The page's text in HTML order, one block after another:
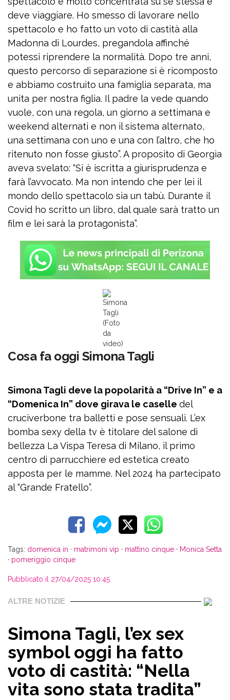
deve viaggiare. Ho smesso di lavorare nello
spettacolo e ho fatto un voto di castità alla
Madonna di Lourdes, pregandola affinché
potessi riprendere la normalità. Dopo tre anni,
questo percorso di separazione si è ricomposto
e abbiamo costruito una famiglia separata, ma
unita per nostra figlia. Il padre la vede quando
vuole, con una regola, un giorno a settimana e
weekend alternati e non il sistema alternato,
una settimana con uno e una con l’altro, che ho
ritenuto non fosse giusto”. A proposito di Georgia
aveva svelato: “Si è iscritta a giurisprudenza e
farà l’avvocato. Ma non intendo che per lei il
mondo dello spettacolo sia un tabù. Durante il
Covid ho scritto un libro, dal quale sarà tratto un
film e lei sarà la protagonista”.
Simona
Tagli
(Foto
da
video)
Cosa fa oggi Simona Tagli
Simona Tagli deve la popolarità a “Drive In” e a
“Domenica In” dove girava le caselle del
cruciverbone tra balletti e pose sensuali. L’ex
bomba sexy della tv è titolare del salone di
bellezza La Vispa Teresa di Milano, il primo
centro di parrucchiere ed estetica creato
apposta per le mamme. Nel 2024 ha partecipato
al “Grande Fratello”.
Tags: domenica in · matrimoni vip · mattino cinque · Monica Setta
· pomeriggio cinque
Pubblicato il 27/04/2025 10:45
ALTRE NOTIZIE
Simona Tagli, l’ex sex
symbol oggi ha fatto
voto di castità: “Nella
vita sono stata tradita”